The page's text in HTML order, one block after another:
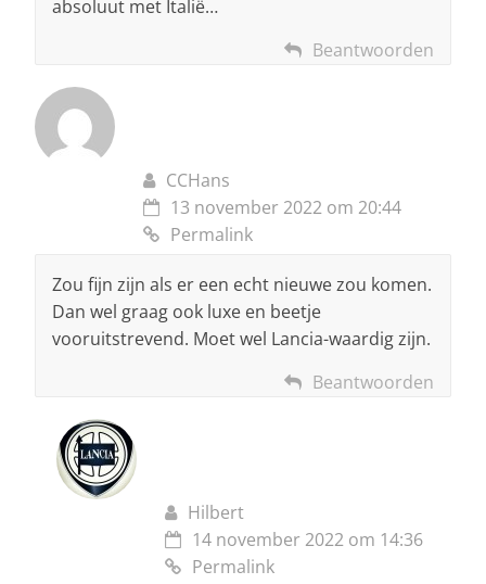
absoluut met Italië…
Beantwoorden
CCHans
13 november 2022 om 20:44
Permalink
Zou fijn zijn als er een echt nieuwe zou komen.
Dan wel graag ook luxe en beetje
vooruitstrevend. Moet wel Lancia-waardig zijn.
Beantwoorden
Hilbert
14 november 2022 om 14:36
Permalink